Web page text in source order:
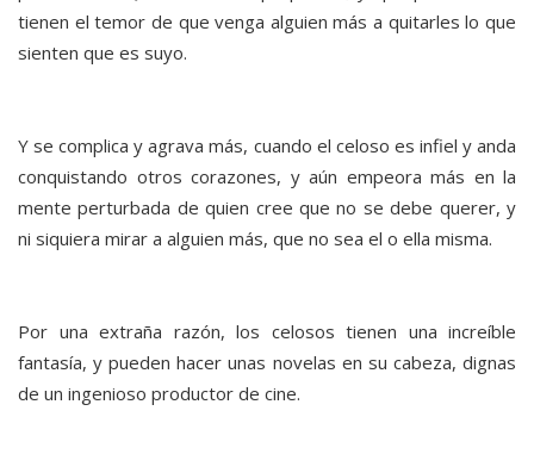
tienen el temor de que venga alguien más a quitarles lo que
sienten que es suyo.
Y se complica y agrava más, cuando el celoso es infiel y anda
conquistando otros corazones, y aún empeora más en la
mente perturbada de quien cree que no se debe querer, y
ni siquiera mirar a alguien más, que no sea el o ella misma.
Por una extraña razón, los celosos tienen una increíble
fantasía, y pueden hacer unas novelas en su cabeza, dignas
de un ingenioso productor de cine.